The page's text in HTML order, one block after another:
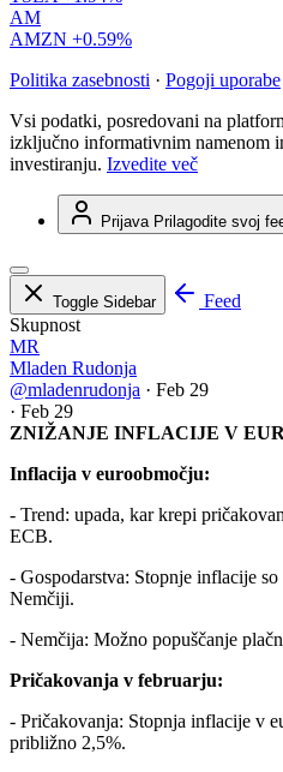
AM
AMZN +0.59%
Politika zasebnosti · Pogoji uporabe
Vsi podatki, posredovani na
izključno informativnim namenom
investiranju. Izvedite več
Prijava Prilagodite svoj
Toggle Sidebar
Feed
Skupnost
MR
Mladen Rudonja
@mladenrudonja · Feb 29
· Feb 29
ZNIŽANJE INFLACIJE V
Inflacija v euroobmočju:
- Trend: upada, kar krepi
ECB.
- Gospodarstva: Stopnje inflacije
Nemčiji.
- Nemčija: Možno popuščanje
Pričakovanja v februarju:
- Pričakovanja: Stopnja inflacije v
približno 2,5%.